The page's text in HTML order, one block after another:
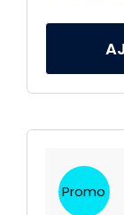
Promo